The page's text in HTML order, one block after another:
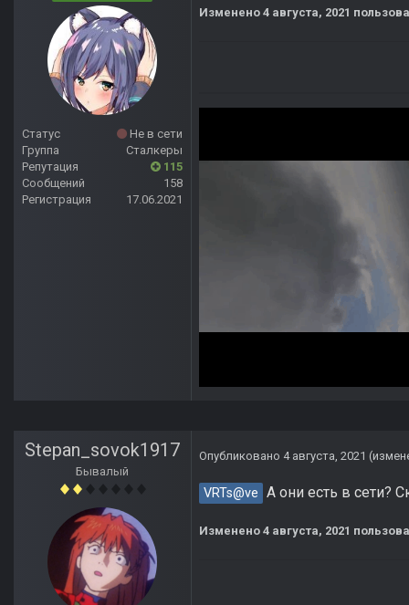
Статус
Не в сети
Группа
Сталкеры
Репутация
115
Сообщений
158
Регистрация
17.06.2021
Изменено 4 августа, 2021
Stepan_sovok1917
Бывалый
Опубликовано 4 августа, 2021
VRTs@ve А они есть в сети?
Изменено 4 августа, 2021